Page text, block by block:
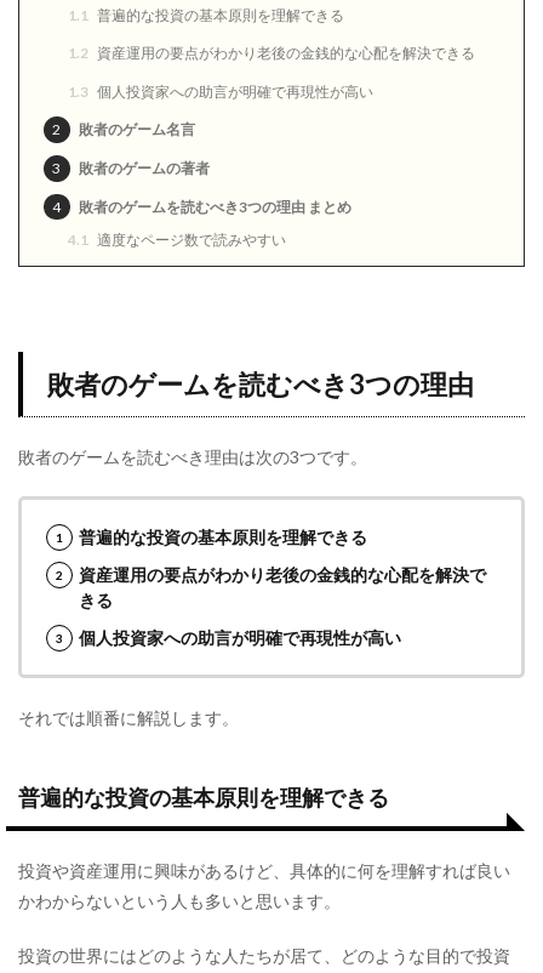
1.1 普遍的な投資の基本原則を理解できる
1.2 資産運用の要点がわかり老後の金銭的な心配を解決できる
1.3 個人投資家への助言が明確で再現性が高い
2 敗者のゲーム名言
3 敗者のゲームの著者
4
敗者のゲームを読むべき3つの理由 まとめ
4.1 適度なページ数で読みやすい
敗者のゲームを読むべき3つの理由
敗者のゲームを読むべき理由は次の3つです。
普遍的な投資の基本原則を理解できる
資産運用の要点がわかり老後の金銭的な心配を解決で
きる
個人投資家への助言が明確で再現性が高い
それでは順番に解説します。
普遍的な投資の基本原則を理解できる
投資や資産運用に興味があるけど、具体的に何を理解すれば良い
かわからないという人も多いと思います。
投資の世界にはどのような人たちが居て、どのような目的で投資